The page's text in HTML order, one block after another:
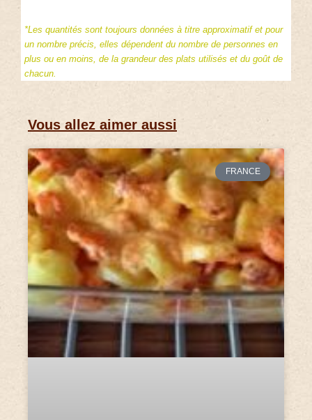
*Les quantités sont toujours données à titre approximatif et pour
un nombre précis, elles dépendent du nombre de personnes en
plus ou en moins, de la grandeur des plats utilisés et du goût de
chacun.
Vous allez aimer aussi
FRANCE